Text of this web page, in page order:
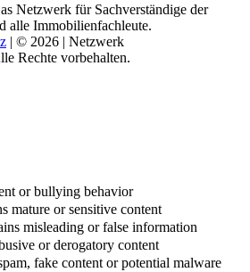
Netzwerk für Sachverständige der
alle Immobilienfachleute.
| © 2026 | Netzwerk
Rechte vorbehalten.
or bullying behavior
mature or sensitive content
misleading or false information
or derogatory content
fake content or potential malware